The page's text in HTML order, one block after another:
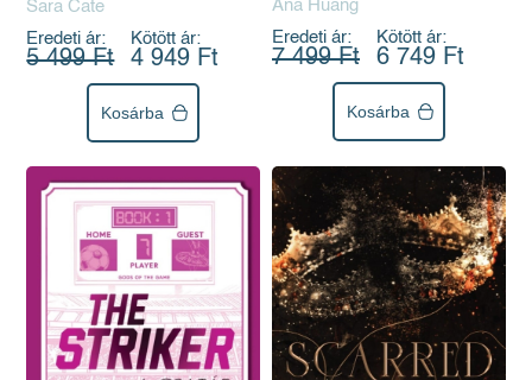
Sara Cate
Eredeti ár:
5 499 Ft
Kötött ár:
4 949 Ft
Kosárba
Ana Huang
Eredeti ár:
7 499 Ft
Kötött ár:
6 749 Ft
Kosárba